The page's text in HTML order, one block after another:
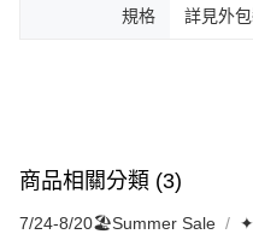
規格 詳見外
商品相關分類 (3)
7/24-8/20🏖️Summer Sale